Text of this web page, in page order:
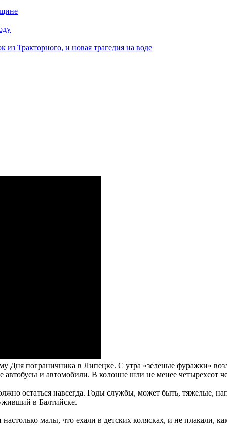
из Тракторного, и новая трагедия на воде
Дня пограничника в Липецке. С утра «зеленые фуражки»
и автомобили. В колонне шли не менее четырехсот
остаться навсегда. Годы службы, может быть, тяжелые,
в Балтийске.
малы, что ехали в детских колясках, и не плакали,